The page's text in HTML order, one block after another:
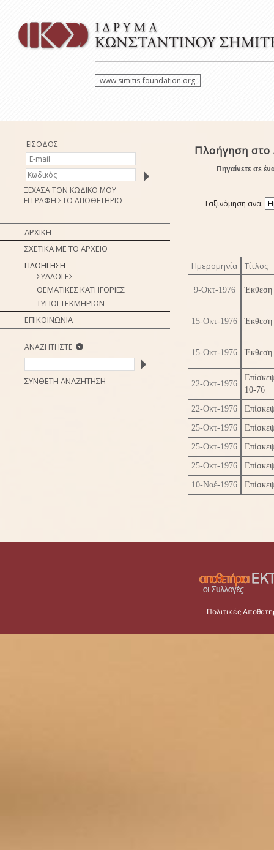
www.simitis-foundation.org
ΕΙΣΟΔΟΣ
ΞΕΧΑΣΑ ΤΟΝ ΚΩΔΙΚΟ ΜΟΥ
ΕΓΓΡΑΦΗ ΣΤΟ ΑΠΟΘΕΤΗΡΙΟ
ΑΡΧΙΚΗ
ΣΧΕΤΙΚΑ ΜΕ ΤΟ ΑΡΧΕΙΟ
ΠΛΟΗΓΗΣΗ
ΣΥΛΛΟΓΕΣ
ΘΕΜΑΤΙΚΕΣ ΚΑΤΗΓΟΡΙΕΣ
ΤΥΠΟΙ ΤΕΚΜΗΡΙΩΝ
ΕΠΙΚΟΙΝΩΝΙΑ
ΑΝΑΖΗΤΗΣΤΕ
ΣΥΝΘΕΤΗ ΑΝΑΖΗΤΗΣΗ
Πλοήγηση στο
Πηγαίνετε σε
Ταξινόμηση ανά:
Ημερομηνία Τίτλος
9-Οκτ-1976 Έκθεση
15-Οκτ-1976 Έκθεση
15-Οκτ-1976 Έκθεση
22-Οκτ-1976
10-76
22-Οκτ-1976
25-Οκτ-1976
25-Οκτ-1976
25-Οκτ-1976
10-Νοέ-1976